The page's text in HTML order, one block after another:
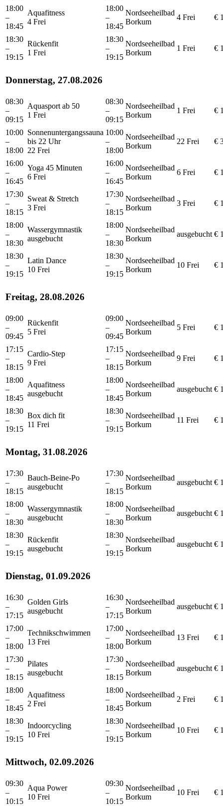
18:00
–
18:45
Aquafitness
4 Frei
18:00
–
18:45
Nordseeheilbad
Borkum
4 Frei €
18:30
–
19:15
Rückenfit
1 Frei
18:30
–
19:15
Nordseeheilbad
Borkum
1 Frei €
Donnerstag, 27.08.2026
08:30
–
09:15
Aquasport ab 50
1 Frei
08:30
–
09:15
Nordseeheilbad
Borkum
1 Frei €
10:00
–
18:00
Sonnenuntergangssauna
bis 22 Uhr
22 Frei
10:00
–
18:00
Nordseeheilbad
Borkum
22 Frei €
16:00
–
16:45
Yoga 45 Minuten
6 Frei
16:00
–
16:45
Nordseeheilbad
Borkum
6 Frei €
17:30
–
18:15
Sweat & Stretch
3 Frei
17:30
–
18:15
Nordseeheilbad
Borkum
3 Frei €
18:00
–
18:30
Wassergymnastik
ausgebucht
18:00
–
18:30
Nordseeheilbad
Borkum
ausgebucht €
18:30
–
19:15
Latin Dance
10 Frei
18:30
–
19:15
Nordseeheilbad
Borkum
10 Frei €
Freitag, 28.08.2026
09:00
–
09:45
Rückenfit
5 Frei
09:00
–
09:45
Nordseeheilbad
Borkum
5 Frei €
17:15
–
18:15
Cardio-Step
9 Frei
17:15
–
18:15
Nordseeheilbad
Borkum
9 Frei €
18:00
–
18:45
Aquafitness
ausgebucht
18:00
–
18:45
Nordseeheilbad
Borkum
ausgebucht €
18:30
–
19:15
Box dich fit
11 Frei
18:30
–
19:15
Nordseeheilbad
Borkum
11 Frei €
Montag, 31.08.2026
17:30
–
18:15
Bauch-Beine-Po
ausgebucht
17:30
–
18:15
Nordseeheilbad
Borkum
ausgebucht €
18:00
–
18:30
Wassergymnastik
ausgebucht
18:00
–
18:30
Nordseeheilbad
Borkum
ausgebucht €
18:30
–
19:15
Rückenfit
ausgebucht
18:30
–
19:15
Nordseeheilbad
Borkum
ausgebucht €
Dienstag, 01.09.2026
16:30
–
17:15
Golden Girls
ausgebucht
16:30
–
17:15
Nordseeheilbad
Borkum
ausgebucht €
17:00
–
18:00
Technikschwimmen
13 Frei
17:00
–
18:00
Nordseeheilbad
Borkum
13 Frei €
17:30
–
18:15
Pilates
ausgebucht
17:30
–
18:15
Nordseeheilbad
Borkum
ausgebucht €
18:00
–
18:45
Aquafitness
2 Frei
18:00
–
18:45
Nordseeheilbad
Borkum
2 Frei €
18:30
–
19:15
Indoorcycling
10 Frei
18:30
–
19:15
Nordseeheilbad
Borkum
10 Frei €
Mittwoch, 02.09.2026
09:30
–
10:15
Aqua Power
10 Frei
09:30
–
10:15
Nordseeheilbad
Borkum
10 Frei €